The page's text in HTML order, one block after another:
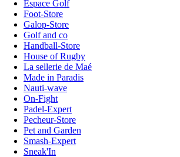
Espace Golf
Foot-Store
Galop-Store
Golf and co
Handball-Store
House of Rugby
La sellerie de Maé
Made in Paradis
Nauti-wave
On-Fight
Padel-Expert
Pecheur-Store
Pet and Garden
Smash-Expert
Sneak'In